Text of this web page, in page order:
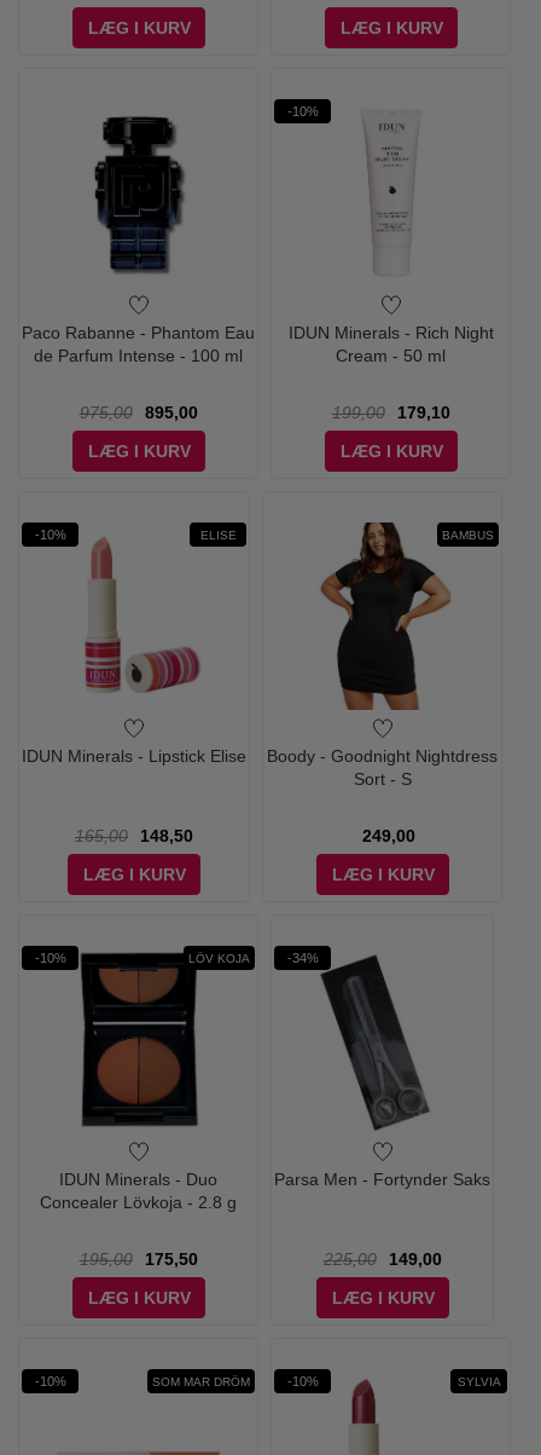
LÆG I KURV LÆG I KURV
Paco Rabanne - Phantom Eau
de Parfum Intense - 100 ml
975,00
895,00
LÆG I KURV
-10%
IDUN Minerals - Rich Night
Cream - 50 ml
199,00
179,10
LÆG I KURV
-10% ELISE
IDUN Minerals - Lipstick Elise
165,00
148,50
LÆG I KURV
BAMBUS
Boody - Goodnight Nightdress
Sort - S
249,00
LÆG I KURV
-10% LÖV KOJA
IDUN Minerals - Duo
Concealer Lövkoja - 2.8 g
195,00
175,50
LÆG I KURV
-34%
Parsa Men - Fortynder Saks
225,00
149,00
LÆG I KURV
-10% SOM MAR DRÖM -10% SYLVIA